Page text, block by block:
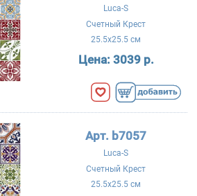
Luca-S
Счетный Крест
25.5x25.5 см
Цена: 3039 р.
Арт. b7057
Luca-S
Счетный Крест
25.5x25.5 см